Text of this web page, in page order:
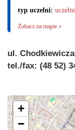
typ uczelni:
Zobacz na mapie »
ul.
tel./fax: (48 52)
+
−